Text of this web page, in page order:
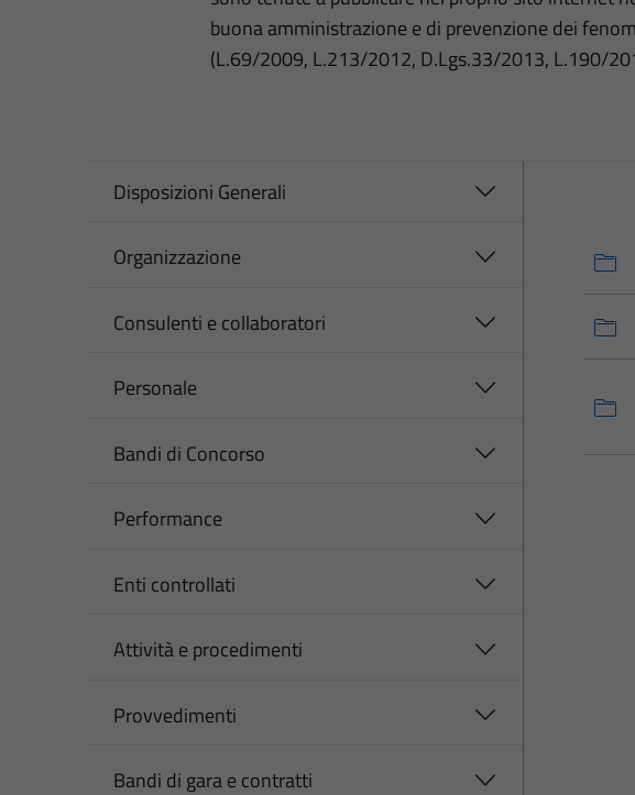
buona amministrazione e di prevenzione dei
(L.69/2009, L.213/2012, D.Lgs.33/2013, L.190/
Disposizioni Generali
Organizzazione
Consulenti e collaboratori
Personale
Bandi di Concorso
Performance
Enti controllati
Attività e procedimenti
Provvedimenti
Bandi di gara e contratti